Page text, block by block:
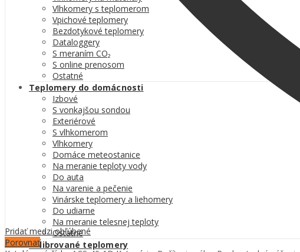
Vlhkomery s teplomerom
Vpichové teplomery
Bezdotykové teplomery
Dataloggery
S meraním CO₂
S online prenosom
Ostatné
Teplomery do domácnosti
Izbové
S vonkajšou sondou
Exteriérové
S vlhkomerom
Vlhkomery
Domáce meteostanice
Na meranie teploty vody
Do auta
Na varenie a pečenie
Vinárske teplomery a liehomery
Do udiarne
Na meranie telesnej teploty
Ostatné
Kalibrované teplomery
Pridať medzi obľúbené
Porovnať